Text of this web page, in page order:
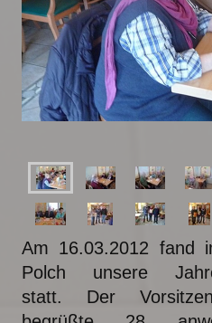
Am 16.03.2012 fand
Polch unsere
statt. Der